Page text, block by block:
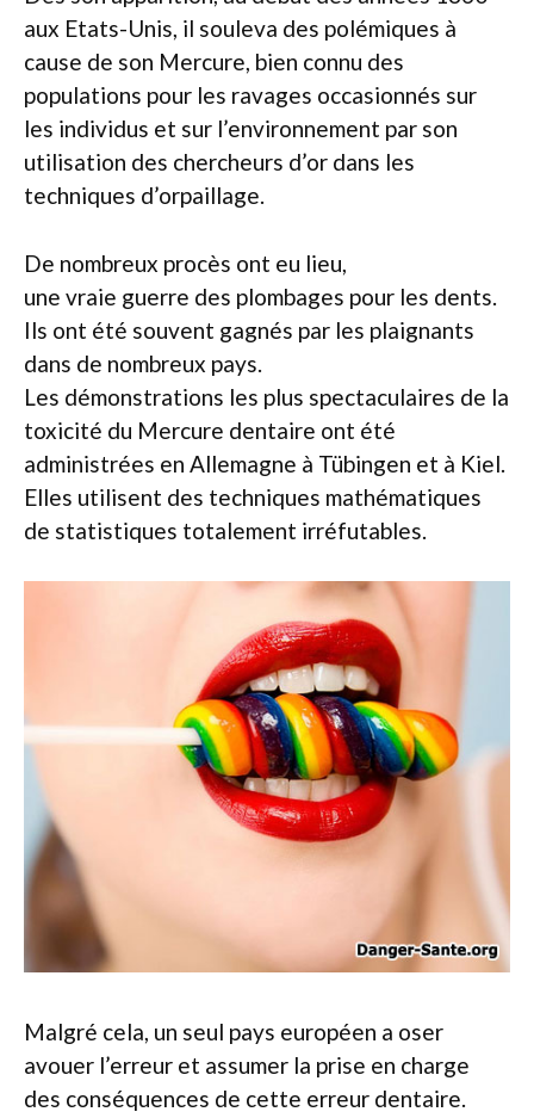
aux Etats-Unis, il souleva des polémiques à
cause de son Mercure, bien connu des
populations pour les ravages occasionnés sur
les individus et sur l’environnement par son
utilisation des chercheurs d’or dans les
techniques d’orpaillage.
De nombreux procès ont eu lieu,
une vraie guerre des plombages pour les dents.
Ils ont été souvent gagnés par les plaignants
dans de nombreux pays.
Les démonstrations les plus spectaculaires de la
toxicité du Mercure dentaire ont été
administrées en Allemagne à Tübingen et à Kiel.
Elles utilisent des techniques mathématiques
de statistiques totalement irréfutables.
Malgré cela, un seul pays européen a oser
avouer l’erreur et assumer la prise en charge
des conséquences de cette erreur dentaire.